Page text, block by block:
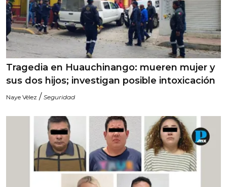
Tragedia en Huauchinango: mueren mujer y
sus dos hijos; investigan posible intoxicación
Naye Vélez / Seguridad